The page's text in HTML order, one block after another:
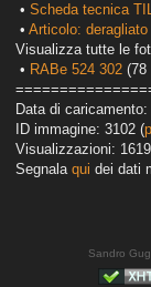
• Scheda tecnica
• Articolo:
Visualizza tutte le
• RABe 524 302 (78
Data di
ID immagine: 3102 (
Visualizzazioni: 1619
Segnala qui dei dati
Sandro